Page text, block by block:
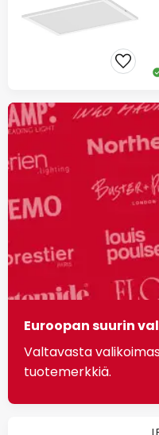
Euroopan suurin
Valtavasta
tuotemerkkiä.